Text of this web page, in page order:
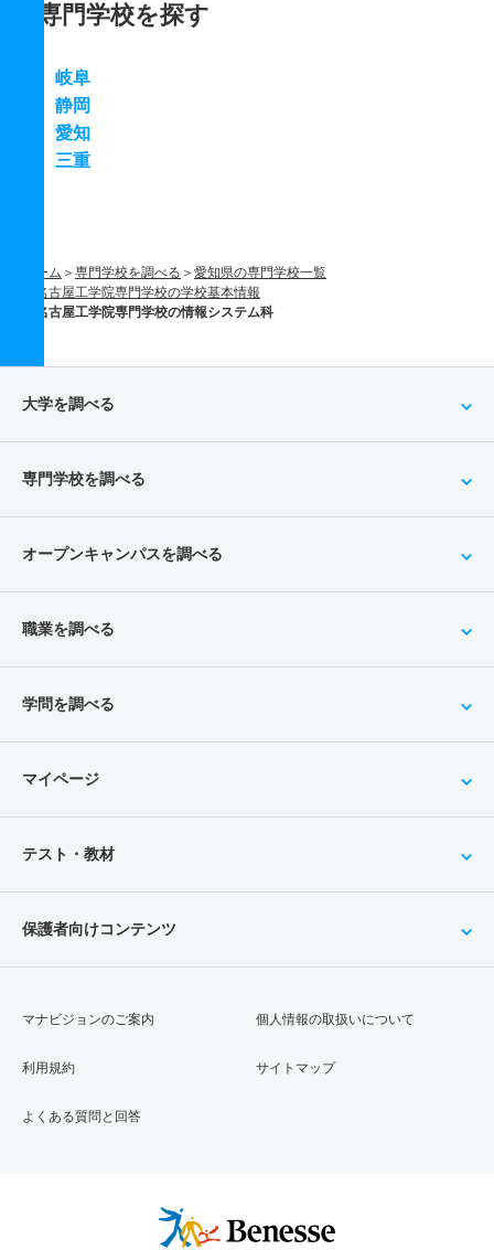
専門学校を探す
岐阜
静岡
愛知
三重
ホーム 専門学校を調べる
愛知県の専門学校一覧
名古屋工学院専門学校の学校基本情報
名古屋工学院専門学校の情報システム科
大学を調べる
専門学校を調べる
オープンキャンパスを調べる
職業を調べる
学問を調べる
マイページ
テスト・教材
保護者向けコンテンツ
マナビジョンのご案内
利用規約
よくある質問と回答
個人情報の取扱いについて
サイトマップ